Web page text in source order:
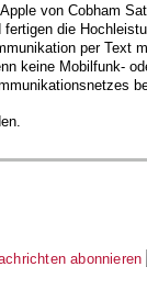
von Cobham
die
per Text
keine Mobilfunk-
abonnieren